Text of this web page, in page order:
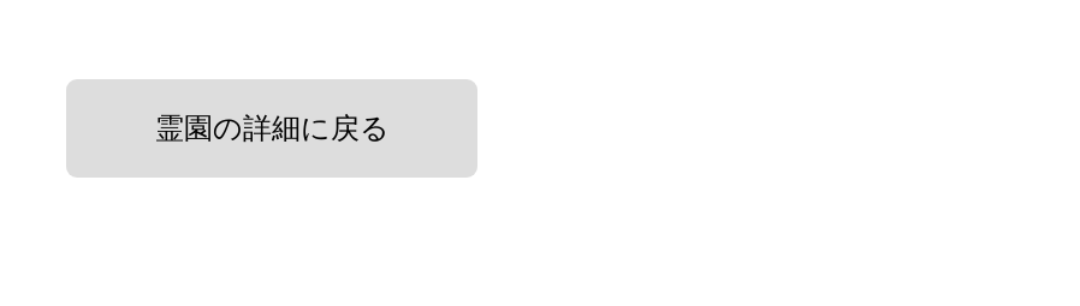
霊園の詳細に戻る